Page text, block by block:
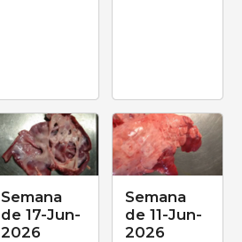
Semana
de 17-Jun-
2026
Semana
de 11-Jun-
2026